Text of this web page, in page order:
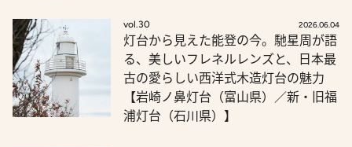
vol.30 2026.06.04
灯台から見えた能登の今。馳星周が語
る、美しいフレネルレンズと、日本最
古の愛らしい西洋式木造灯台の魅力
【岩崎ノ鼻灯台（富山県）／新・旧福
浦灯台（石川県）】